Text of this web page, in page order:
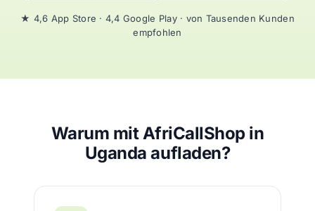
★ 4,6 App Store · 4,4 Google Play · von Tausenden Kunden
empfohlen
Warum mit AfriCallShop in
Uganda aufladen?